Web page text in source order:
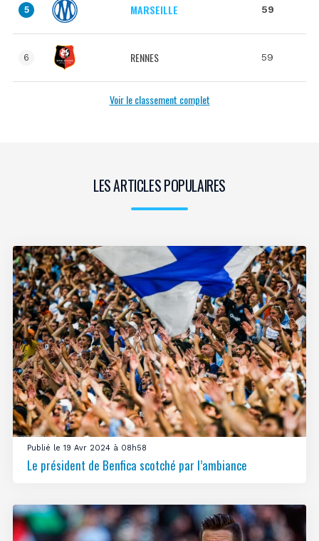
5 MARSEILLE 59
6 RENNES 59
Voir le classement complet
LES ARTICLES POPULAIRES
Publié le 19 Avr 2024 à 08h58
Le président de Benfica scotché par l’ambiance